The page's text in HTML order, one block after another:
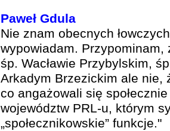
Paweł Gdula
Nie znam obecnych
wypowiadam.
śp. Wacławie Przybylskim,
Arkadym Brzezickim ale nie,
co angażowali się
województw PRL-u, którym
„społecznikowskie” funkcje."